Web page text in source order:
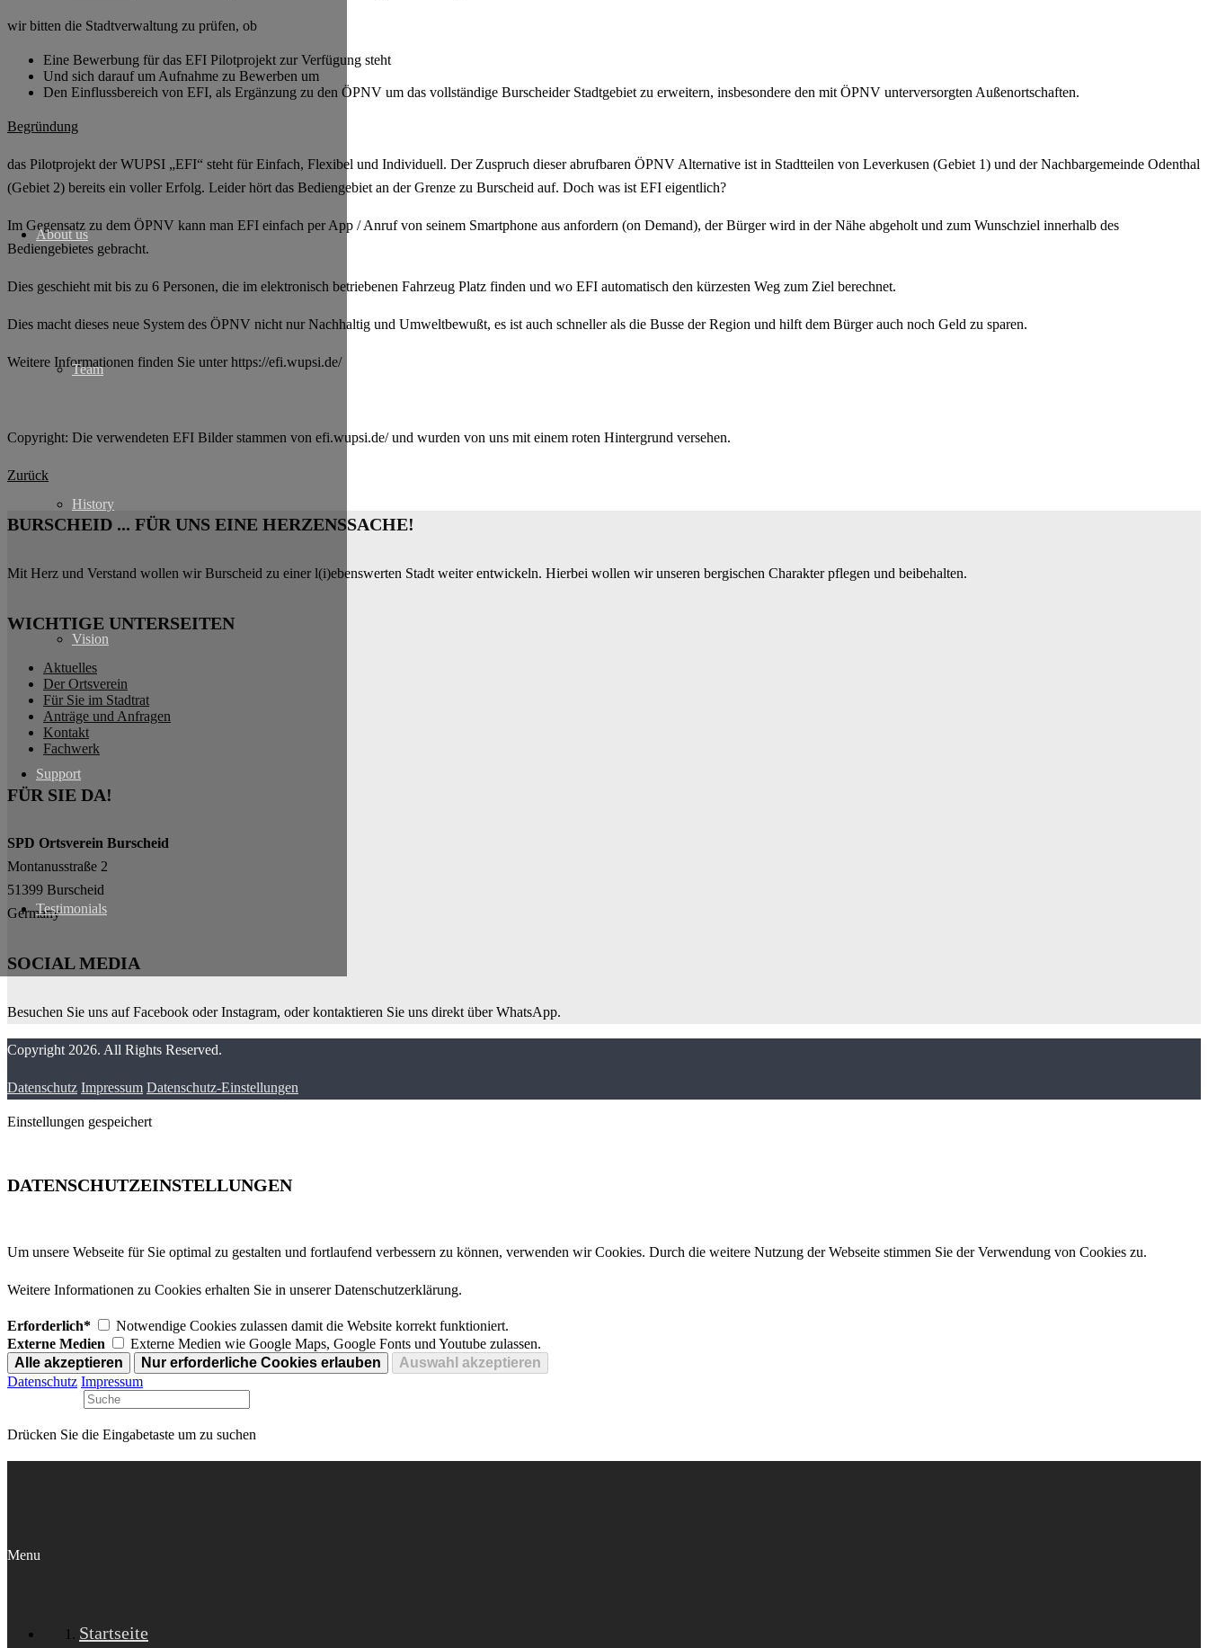
About us
Team
History
Vision
Support
Testimonials
wir bitten die Stadtverwaltung zu prüfen, ob
Eine Bewerbung für das EFI Pilotprojekt zur Verfügung steht
Und sich darauf um Aufnahme zu Bewerben um
Den Einflussbereich von EFI, als Ergänzung zu den ÖPNV um das vollständige Burscheider Stadtgebiet zu erweitern, insbesondere den mit ÖPNV unterversorgten Außenortschaften.
Begründung
das Pilotprojekt der WUPSI „EFI“ steht für Einfach, Flexibel und Individuell. Der Zuspruch dieser abrufbaren ÖPNV Alternative ist in Stadtteilen von Leverkusen (Gebiet 1) und der Nachbargemeinde Odenthal
(Gebiet 2) bereits ein voller Erfolg. Leider hört das Bediengebiet an der Grenze zu Burscheid auf. Doch was ist EFI eigentlich?
Im Gegensatz zu dem ÖPNV kann man EFI einfach per App / Anruf von seinem Smartphone aus anfordern (on Demand), der Bürger wird in der Nähe abgeholt und zum Wunschziel innerhalb des
Bediengebietes gebracht.
Dies geschieht mit bis zu 6 Personen, die im elektronisch betriebenen Fahrzeug Platz finden und wo EFI automatisch den kürzesten Weg zum Ziel berechnet.
Dies macht dieses neue System des ÖPNV nicht nur Nachhaltig und Umweltbewußt, es ist auch schneller als die Busse der Region und hilft dem Bürger auch noch Geld zu sparen.
Weitere Informationen finden Sie unter https://efi.wupsi.de/
Copyright: Die verwendeten EFI Bilder stammen von efi.wupsi.de/ und wurden von uns mit einem roten Hintergrund versehen.
Zurück
BURSCHEID ... FÜR UNS EINE HERZENSSACHE!
Mit Herz und Verstand wollen wir Burscheid zu einer l(i)ebenswerten Stadt weiter entwickeln. Hierbei wollen wir unseren bergischen Charakter pflegen und beibehalten.
WICHTIGE UNTERSEITEN
Aktuelles
Der Ortsverein
Für Sie im Stadtrat
Anträge und Anfragen
Kontakt
Fachwerk
FÜR SIE DA!
SPD Ortsverein Burscheid
Montanusstraße 2
51399 Burscheid
Germany
SOCIAL MEDIA
Besuchen Sie uns auf Facebook oder Instagram, oder kontaktieren Sie uns direkt über WhatsApp.
Copyright 2026. All Rights Reserved.
Datenschutz Impressum Datenschutz-Einstellungen
Einstellungen gespeichert
DATENSCHUTZEINSTELLUNGEN
Um unsere Webseite für Sie optimal zu gestalten und fortlaufend verbessern zu können, verwenden wir Cookies. Durch die weitere Nutzung der Webseite stimmen Sie der Verwendung von Cookies zu.
Weitere Informationen zu Cookies erhalten Sie in unserer Datenschutzerklärung.
Erforderlich*
Notwendige Cookies zulassen damit die Website korrekt funktioniert.
Externe Medien
Externe Medien wie Google Maps, Google Fonts und Youtube zulassen.
Datenschutz Impressum
Drücken Sie die Eingabetaste um zu suchen
Menu
Startseite